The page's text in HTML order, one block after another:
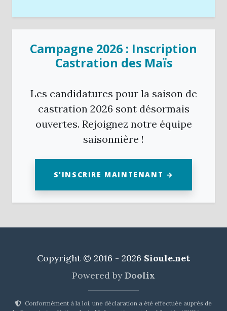
Campagne 2026 : Inscription
Castration des Maïs
Les candidatures pour la saison de
castration 2026 sont désormais
ouvertes. Rejoignez notre équipe
saisonnière !
S'INSCRIRE MAINTENANT →
Copyright © 2016 - 2026 Sioule.net
Powered byDoolix
Conformément à la loi, une déclaration a été effectuée auprès de